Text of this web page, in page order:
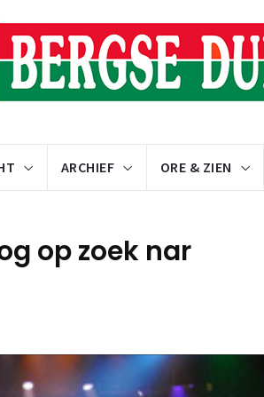
ARCHIEF ORE & ZIEN
op zoek nar